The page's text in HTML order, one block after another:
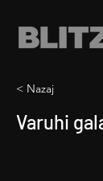
< Nazaj
Varuhi